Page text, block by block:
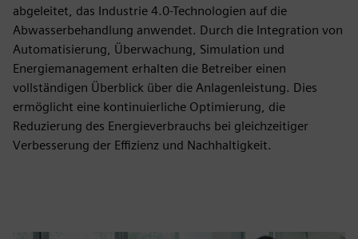
abgeleitet, das Industrie 4.0-Technologien auf die
Abwasserbehandlung anwendet. Durch die Integration von
Automatisierung, Überwachung, Simulation und
Energiemanagement erhalten die Betreiber einen
vollständigen Überblick über die Anlagenleistung. Dies
ermöglicht eine kontinuierliche Optimierung, die
Reduzierung des Energieverbrauchs bei gleichzeitiger
Verbesserung der Effizienz und Nachhaltigkeit.